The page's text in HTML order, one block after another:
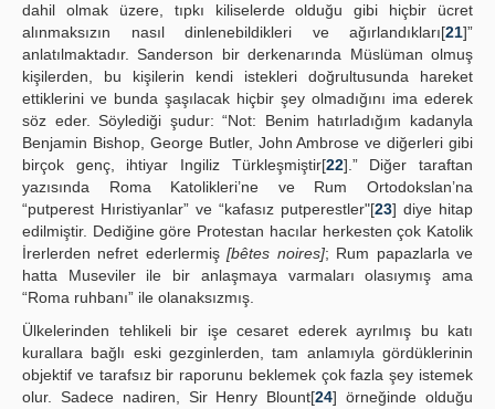
dahil olmak üzere, tıpkı kiliselerde olduğu gibi hiçbir ücret
alınmaksızın nasıl dinlenebildikleri ve ağırlandıkları[21]”
anlatılmaktadır. Sanderson bir derkenarında Müslüman olmuş
kişilerden, bu kişilerin kendi istekleri doğrultusunda hareket
ettiklerini ve bunda şaşılacak hiçbir şey olmadığını ima ederek
söz eder. Söylediği şudur: “Not: Benim hatırladığım kadanyla
Benjamin Bishop, George Butler, John Ambrose ve diğerleri gibi
birçok genç, ihtiyar Ingiliz Türkleşmiştir[22].” Diğer taraftan
yazısında Roma Katolikleri’ne ve Rum Ortodokslan’na
“putperest Hıristiyanlar” ve “kafasız putperestler"[23] diye hitap
edilmiştir. Dediğine göre Protestan hacılar herkesten çok Katolik
İrerlerden nefret ederlermiş[bêtes noires]; Rum papazlarla ve
hatta Museviler ile bir anlaşmaya varmaları olasıymış ama
“Roma ruhbanı” ile olanaksızmış.
Ülkelerinden tehlikeli bir işe cesaret ederek ayrılmış bu katı
kurallara bağlı eski gezginlerden, tam anlamıyla gördüklerinin
objektif ve tarafsız bir raporunu beklemek çok fazla şey istemek
olur. Sadece nadiren, Sir Henry Blount[24] örneğinde olduğu